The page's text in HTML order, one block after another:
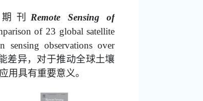
期刊Remote Sensing of
of 23 global satellite
sensing observations over
差异，对于推动全球土壤
用具有重要意义。